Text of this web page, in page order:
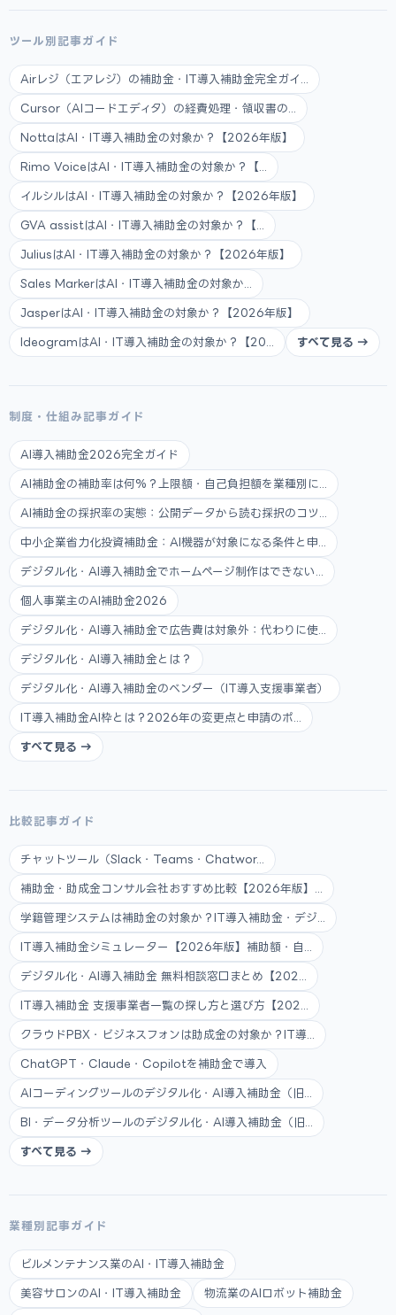
ツール別記事ガイド
Airレジ（エアレジ）の補助金・IT導入補助金完全ガイ...
Cursor（AIコードエディタ）の経費処理・領収書の...
NottaはAI・IT導入補助金の対象か？【2026年版】
Rimo VoiceはAI・IT導入補助金の対象か？【...
イルシルはAI・IT導入補助金の対象か？【2026年版】
GVA assistはAI・IT導入補助金の対象か？【...
JuliusはAI・IT導入補助金の対象か？【2026年版】
Sales MarkerはAI・IT導入補助金の対象か...
JasperはAI・IT導入補助金の対象か？【2026年版】
IdeogramはAI・IT導入補助金の対象か？【20... すべて見る →
制度・仕組み記事ガイド
AI導入補助金2026完全ガイド
AI補助金の補助率は何%？上限額・自己負担額を業種別に...
AI補助金の採択率の実態：公開データから読む採択のコツ...
中小企業省力化投資補助金：AI機器が対象になる条件と申...
デジタル化・AI導入補助金でホームページ制作はできない...
個人事業主のAI補助金2026
デジタル化・AI導入補助金で広告費は対象外：代わりに使...
デジタル化・AI導入補助金とは？
デジタル化・AI導入補助金のベンダー（IT導入支援事業者）
IT導入補助金AI枠とは？2026年の変更点と申請のポ...
すべて見る →
比較記事ガイド
チャットツール（Slack・Teams・Chatwor...
補助金・助成金コンサル会社おすすめ比較【2026年版】...
学籍管理システムは補助金の対象か？IT導入補助金・デジ...
IT導入補助金シミュレーター【2026年版】補助額・自...
デジタル化・AI導入補助金 無料相談窓口まとめ【202...
IT導入補助金 支援事業者一覧の探し方と選び方【202...
クラウドPBX・ビジネスフォンは助成金の対象か？IT導...
ChatGPT・Claude・Copilotを補助金で導入
AIコーディングツールのデジタル化・AI導入補助金（旧...
BI・データ分析ツールのデジタル化・AI導入補助金（旧...
すべて見る →
業種別記事ガイド
ビルメンテナンス業のAI・IT導入補助金
美容サロンのAI・IT導入補助金 物流業のAIロボット補助金